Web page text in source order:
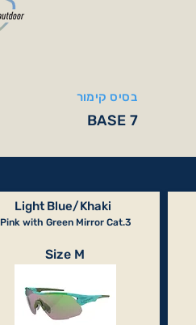
בסיס קימור
BASE 7
Light Blue/Khaki
Pink with Green Mirror Cat.3
Size M